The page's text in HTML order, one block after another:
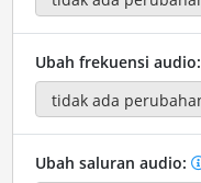
Ubah frekuensi audio:
Ubah saluran audio: